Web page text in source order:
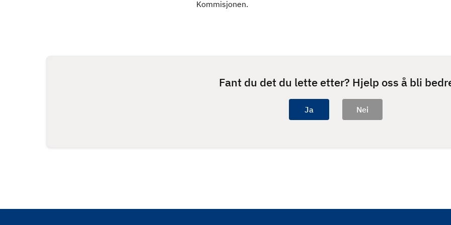
Kommisjonen.
Fant du det du lette etter? Hjelp oss å bli